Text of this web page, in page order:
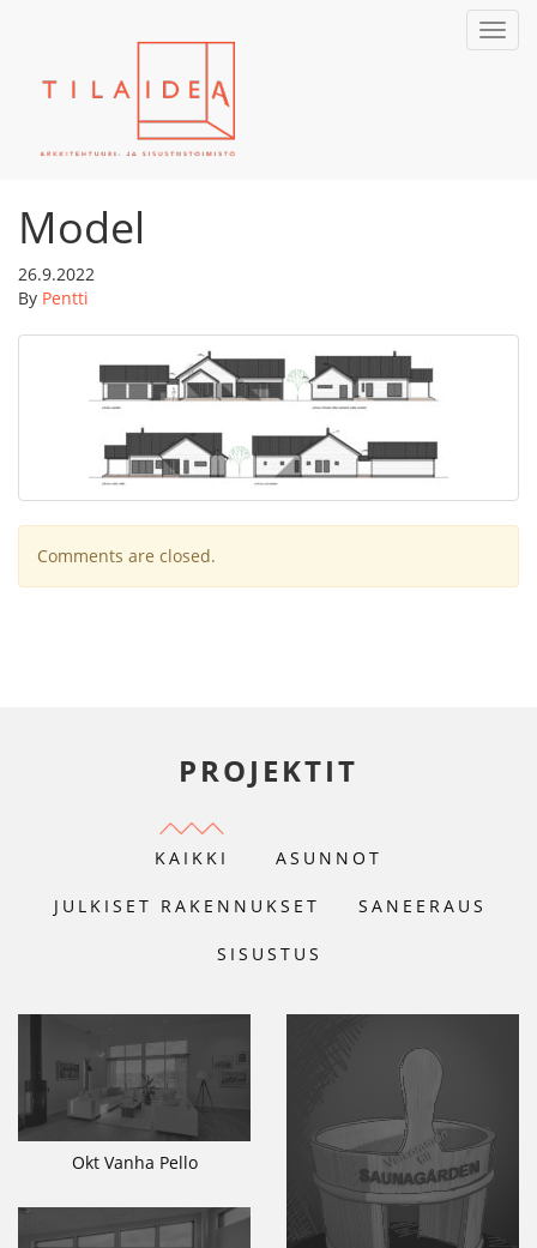
Model
26.9.2022
By Pentti
Comments are closed.
PROJEKTIT
KAIKKI ASUNNOT
JULKISET RAKENNUKSET SANEERAUS
SISUSTUS
Okt Vanha Pello